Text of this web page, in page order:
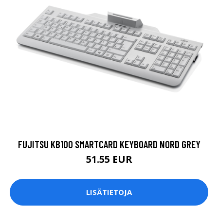
FUJITSU KB100 SMARTCARD KEYBOARD NORD GREY
51.55 EUR
LISÄTIETOJA